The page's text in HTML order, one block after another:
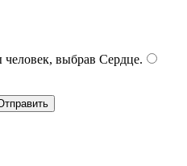
выбрав Сердце.